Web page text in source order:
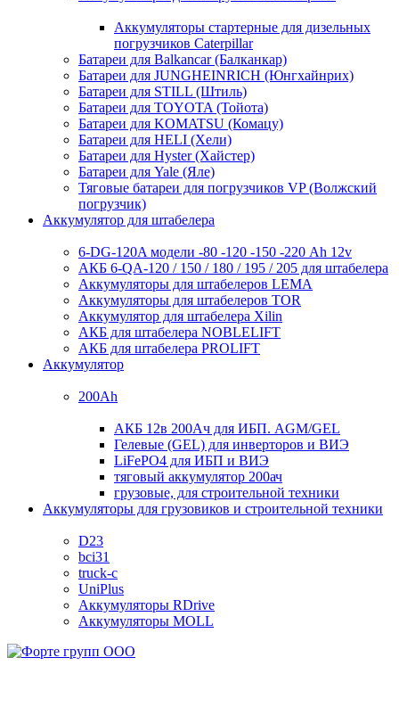
Аккумуляторы стартерные для дизельных
погрузчиков Caterpillar
Батареи для Balkancar (Балканкар)
Батареи для JUNGHEINRICH (Юнгхайнрих)
Батареи для STILL (Штиль)
Батареи для TOYOTA (Тойота)
Батареи для KOMATSU (Комацу)
Батареи для HELI (Хели)
Батареи для Hyster (Хайстер)
Батареи для Yale (Яле)
Тяговые батареи для погрузчиков VP (Волжский
погрузчик)
Аккумулятор для штабелера
6-DG-120A модели -80 -120 -150 -220 Ah 12v
АКБ 6-QA-120 / 150 / 180 / 195 / 205 для штабелера
Аккумуляторы для штабелеров LEMA
Аккумуляторы для штабелеров TOR
Аккумулятор для штабелера Xilin
АКБ для штабелера NOBLELIFT
АКБ для штабелера PROLIFT
Аккумулятор
200Ah
АКБ 12в 200Ач для ИБП. AGM/GEL
Гелевые (GEL) для инверторов и ВИЭ
LiFePO4 для ИБП и ВИЭ
тяговый аккумулятор 200ач
грузовые, для строительной техники
Аккумуляторы для грузовиков и строительной техники
D23
bci31
truck-c
UniPlus
Аккумуляторы RDrive
Аккумуляторы MOLL